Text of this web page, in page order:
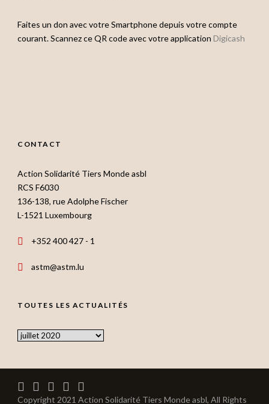
Faites un don avec votre Smartphone depuis votre compte
courant. Scannez ce QR code avec votre application Digicash
CONTACT
Action Solidarité Tiers Monde asbl
RCS F6030
136-138, rue Adolphe Fischer
L-1521 Luxembourg
+352 400 427 - 1
astm@astm.lu
TOUTES LES ACTUALITÉS
Toutes
Copyright 2021 Action Solidarité Tiers Monde asbl, All Rights